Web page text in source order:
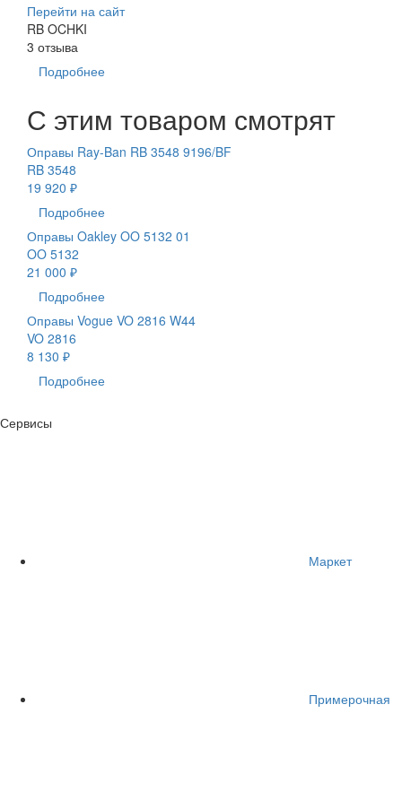
Перейти на сайт
RB OCHKI
3 отзыва
Подробнее
С этим товаром смотрят
Оправы Ray-Ban RB 3548 9196/BF
RB 3548
19 920 ₽
Подробнее
Оправы Oakley OO 5132 01
OO 5132
21 000 ₽
Подробнее
Оправы Vogue VO 2816 W44
VO 2816
8 130 ₽
Подробнее
Сервисы
Маркет
Примерочная